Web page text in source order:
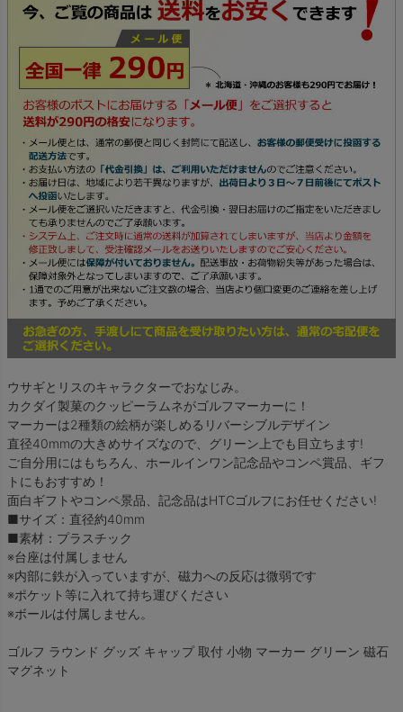
ウサギとリスのキャラクターでおなじみ。
カクダイ製菓のクッピーラムネがゴルフマーカーに！
マーカーは2種類の絵柄が楽しめるリバーシブルデザイン
直径40mmの大きめサイズなので、グリーン上でも目立ちます!
ご自分用にはもちろん、ホールインワン記念品やコンペ賞品、ギフ
トにもおすすめ！
面白ギフトやコンペ景品、記念品はHTCゴルフにお任せください!
■サイズ：直径約40mm
■素材：プラスチック
※台座は付属しません
※内部に鉄が入っていますが、磁力への反応は微弱です
※ポケット等に入れて持ち運びください
※ボールは付属しません。
ゴルフ ラウンド グッズ キャップ 取付 小物 マーカー グリーン 磁石
マグネット